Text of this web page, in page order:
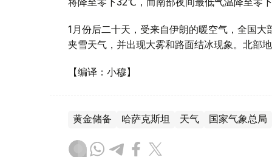
1月份后二十天，受来自伊朗的暖空气，全国
夹雪天气，并出现大雾和路面结冰现象。北部
【编译：小穆】
黄金储备 哈萨克斯坦 天气 国家气象总局